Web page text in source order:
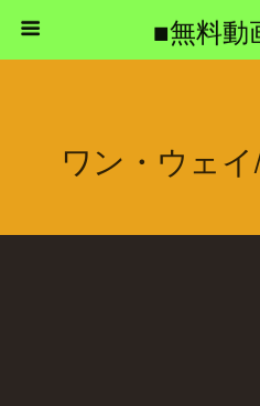
■無料動
ワン・ウェイ/